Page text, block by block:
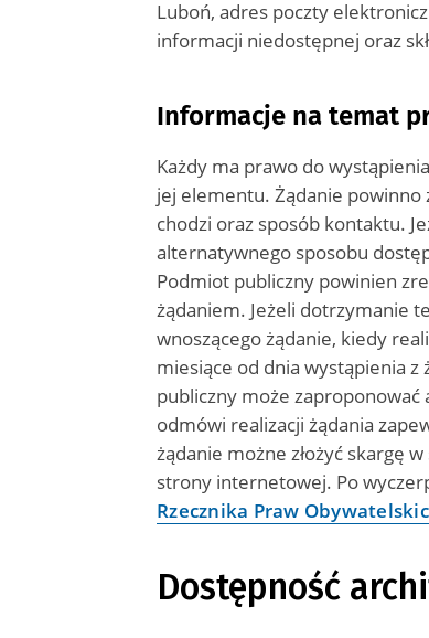
Luboń, adres poczty
informacji niedostępnej oraz
Informacje na temat
Każdy ma prawo do
jej elementu. Żądanie powinno
chodzi oraz sposób kontaktu.
alternatywnego sposobu
Podmiot publiczny powinien
żądaniem. Jeżeli dotrzymanie
wnoszącego żądanie, kiedy
miesiące od dnia wystąpienia
publiczny może
odmówi realizacji żądania
żądanie możne złożyć skargę
strony internetowej. Po
Rzecznika Praw
Dostępność